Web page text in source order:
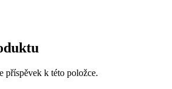
příspěvek k této položce.